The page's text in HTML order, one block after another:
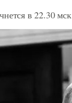
в 22.30 мск